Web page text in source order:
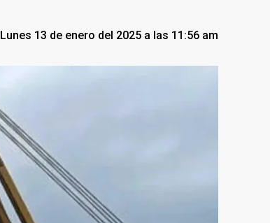
Lunes 13 de enero del 2025 a las 11:56 am